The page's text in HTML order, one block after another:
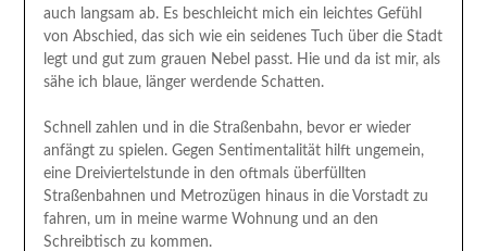
auch langsam ab. Es beschleicht mich ein leichtes Gefühl
von Abschied, das sich wie ein seidenes Tuch über die Stadt
legt und gut zum grauen Nebel passt. Hie und da ist mir, als
sähe ich blaue, länger werdende Schatten.
Schnell zahlen und in die Straßenbahn, bevor er wieder
anfängt zu spielen. Gegen Sentimentalität hilft ungemein,
eine Dreiviertelstunde in den oftmals überfüllten
Straßenbahnen und Metrozügen hinaus in die Vorstadt zu
fahren, um in meine warme Wohnung und an den
Schreibtisch zu kommen.